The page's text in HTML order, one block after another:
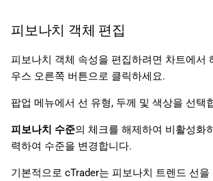
피보나치 객체 편집
피보나치 객체 속성을 편집하려면 차트에서
우스 오른쪽 버튼으로 클릭하세요.
팝업 메뉴에서 선 유형, 두께 및 색상을 선택
피보나치 수준의 체크를 해제하여 비활성화
력하여 수준을 변경합니다.
기본적으로 cTrader는 피보나치 트렌드 선을